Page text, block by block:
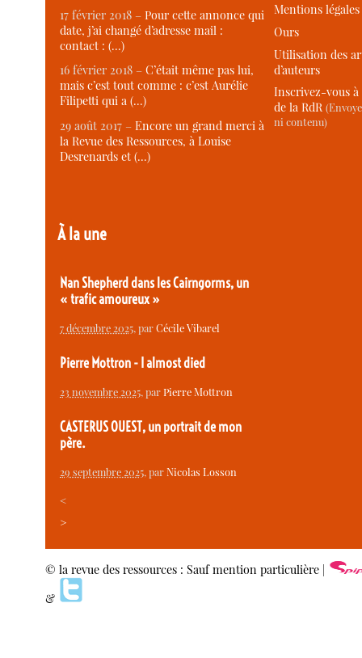
17 février 2018 –Pour cette annonce qui
date, j’ai changé d’adresse mail :
contact : (…)
16 février 2018 –C’était même pas lui,
mais c’est tout comme : c’est Aurélie
Filipetti qui a (…)
29 août 2017 –Encore un grand merci à
la Revue des Ressources, à Louise
Desrenards et (…)
À la une
Nan Shepherd dans les Cairngorms, un
« trafic amoureux »
7 décembre 2025, parCécile Vibarel
Pierre Mottron - I almost died
23 novembre 2025, parPierre Mottron
CASTERUS OUEST, un portrait de mon
père.
29 septembre 2025, parNicolas Losson
<
>
Mentions légales
Ours
Utilisation des
d’auteurs
Inscrivez-vous
de la RdR
ni contenu)
© la revue des ressources : Sauf mention particulière |
&